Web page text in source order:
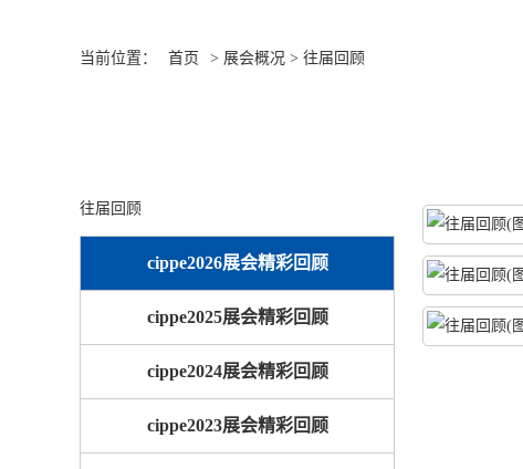
当前位置： 首页 > 展会概况 > 往届回顾
往届回顾
cippe2026展会精彩回顾
cippe2025展会精彩回顾
cippe2024展会精彩回顾
cippe2023展会精彩回顾